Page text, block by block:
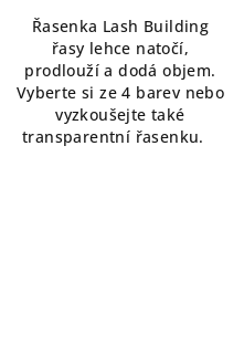
z
5
hvězdiček.
Řasenka Lash Building
řasy lehce natočí,
prodlouží a dodá objem.
Vyberte si ze 4 barev nebo
vyzkoušejte také
transparentní řasenku.